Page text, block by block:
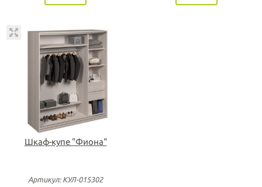
Шкаф-купе "Фиона"
Артикул: КУЛ-015302